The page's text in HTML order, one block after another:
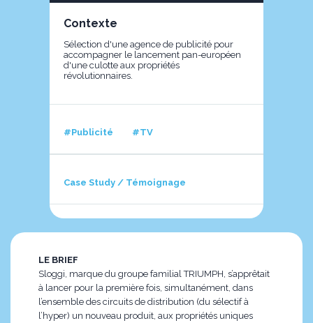
Contexte
Sélection d'une agence de publicité pour
accompagner le lancement pan-européen
d'une culotte aux propriétés
révolutionnaires.
#Publicité #TV
Case Study / Témoignage
LE BRIEF
Sloggi, marque du groupe familial TRIUMPH, s’apprêtait
à lancer pour la première fois, simultanément, dans
l’ensemble des circuits de distribution (du sélectif à
l’hyper) un nouveau produit, aux propriétés uniques